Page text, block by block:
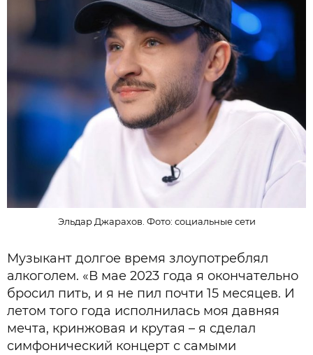
Эльдар Джарахов. Фото: социальные сети
Музыкант долгое время злоупотреблял
алкоголем. «В мае 2023 года я окончательно
бросил пить, и я не пил почти 15 месяцев. И
летом того года исполнилась моя давняя
мечта, кринжовая и крутая – я сделал
симфонический концерт с самыми